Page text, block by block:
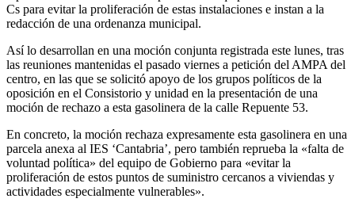
Cs para evitar la proliferación de estas instalaciones e instan a la
redacción de una ordenanza municipal.
Así lo desarrollan en una moción conjunta registrada este lunes, tras
las reuniones mantenidas el pasado viernes a petición del AMPA del
centro, en las que se solicitó apoyo de los grupos políticos de la
oposición en el Consistorio y unidad en la presentación de una
moción de rechazo a esta gasolinera de la calle Repuente 53.
En concreto, la moción rechaza expresamente esta gasolinera en una
parcela anexa al IES ‘Cantabria’, pero también reprueba la «falta de
voluntad política» del equipo de Gobierno para «evitar la
proliferación de estos puntos de suministro cercanos a viviendas y
actividades especialmente vulnerables».